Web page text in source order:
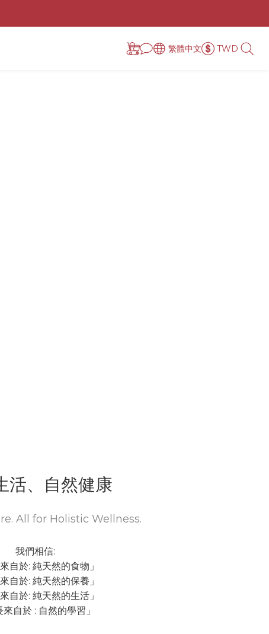
繁體中文 TWD
活、自然健康
All for Holistic Wellness.
我們相信:
來自於: 純天然的食物」
來自於: 純天然的保養」
來自於: 純天然的生活」
來自於 : 自然的學習」